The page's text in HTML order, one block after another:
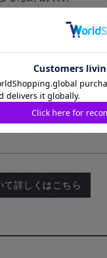
。
円+税
（レーザーを使
ご結
ご家
飲食
て詳しくはこちら